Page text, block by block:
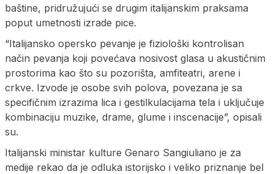
baštine, pridružujući se drugim italijanskim praksama
poput umetnosti izrade pice.
“Italijansko opersko pevanje je fiziološki kontrolisan
način pevanja koji povećava nosivost glasa u akustičnim
prostorima kao što su pozorišta, amfiteatri, arene i
crkve. Izvode je osobe svih polova, povezana je sa
specifičnim izrazima lica i gestilkulacijama tela i uključuje
kombinaciju muzike, drame, glume i inscenacije”, opisali
su.
Italijanski ministar kulture Genaro Sangiuliano je za
medije rekao da je odluka istorijsko i veliko priznanje bel